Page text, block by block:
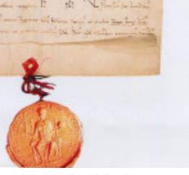
CARL-HERMANN
(1890-1949) -
DES
IM NEUEN
zur Frankfurter
Band 68, Hrsg.